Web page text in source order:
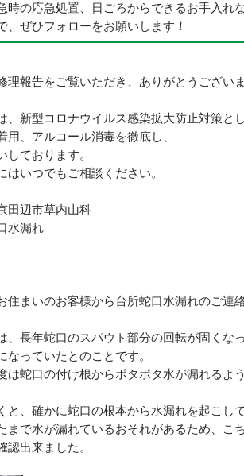
時の応急処置、日ごろからできるお手入れ
、ぜひフォローをお願いします！
理報告をご覧いただき、ありがとうございま
、新型コロナウイルス感染拡大防止対策と
用、アルコール消毒を徹底し、
しております。
はいつでもご相談ください。
田辺市草内山科
水漏れ
住まいのお客様から台所蛇口水漏れのご連
、長年蛇口のスパウト部分の回転が固くな
なっていたとのことです。
は蛇口の付け根からポタポタ水が漏れるよ
と、確かに蛇口の根本から水漏れを起こし
まで水が漏れているおそれがあるため、こ
認出来ました。